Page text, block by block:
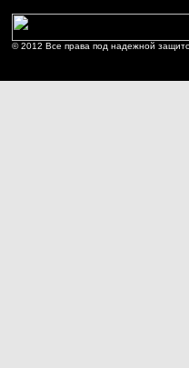
© 2012 Все права под надежной